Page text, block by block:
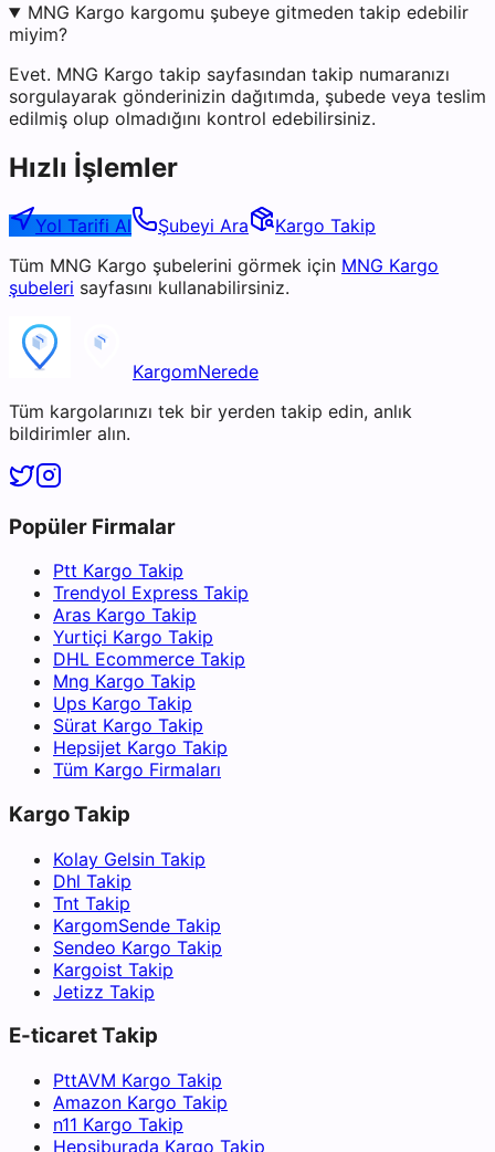
MNG Kargo kargomu şubeye gitmeden takip edebilir
miyim?
Evet. MNG Kargo takip sayfasından takip numaranızı
sorgulayarak gönderinizin dağıtımda, şubede veya teslim
edilmiş olup olmadığını kontrol edebilirsiniz.
Hızlı İşlemler
Yol Tarifi Al Şubeyi Ara
Kargo Takip
Tüm MNG Kargo şubelerini görmek için MNG Kargo
şubeleri sayfasını kullanabilirsiniz.
KargomNerede
Tüm kargolarınızı tek bir yerden takip edin, anlık
bildirimler alın.
Popüler Firmalar
Ptt Kargo Takip
Trendyol Express Takip
Aras Kargo Takip
Yurtiçi Kargo Takip
DHL Ecommerce Takip
Mng Kargo Takip
Ups Kargo Takip
Sürat Kargo Takip
Hepsijet Kargo Takip
Tüm Kargo Firmaları
Kargo Takip
Kolay Gelsin Takip
Dhl Takip
Tnt Takip
KargomSende Takip
Sendeo Kargo Takip
Kargoist Takip
Jetizz Takip
E-ticaret Takip
PttAVM Kargo Takip
Amazon Kargo Takip
n11 Kargo Takip
Hepsiburada Kargo Takip